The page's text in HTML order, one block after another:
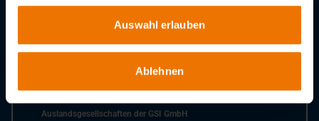
Auswahl erlauben
Ablehnen
SLV Fellbach
Auslandsgesellschaften der GSI GmbH